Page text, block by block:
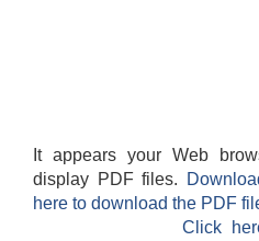
It appears your Web
display PDF files.
here to download the PDF
Click